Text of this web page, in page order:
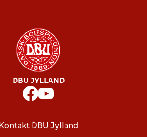
DBU JYLLAND
Kontakt DBU Jylland